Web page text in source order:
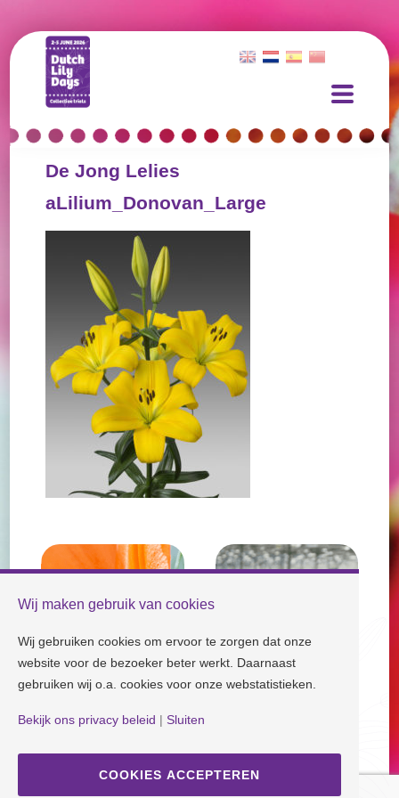
De Jong Lelies
aLilium_Donovan_Large
Check our socials and stay tuned!
Wij maken gebruik van cookies
Wij gebruiken cookies om ervoor te zorgen dat onze
website voor de bezoeker beter werkt. Daarnaast
gebruiken wij o.a. cookies voor onze webstatistieken.
Bekijk ons privacy beleid | Sluiten
COOKIES ACCEPTEREN